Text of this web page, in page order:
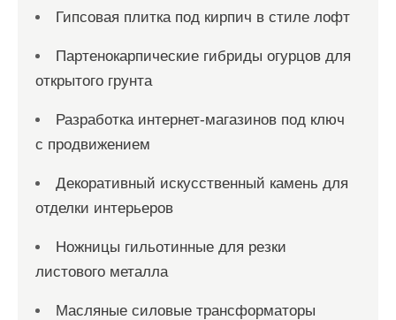
Гипсовая плитка под кирпич в стиле лофт
Партенокарпические гибриды огурцов для
открытого грунта
Разработка интернет-магазинов под ключ
с продвижением
Декоративный искусственный камень для
отделки интерьеров
Ножницы гильотинные для резки
листового металла
Масляные силовые трансформаторы